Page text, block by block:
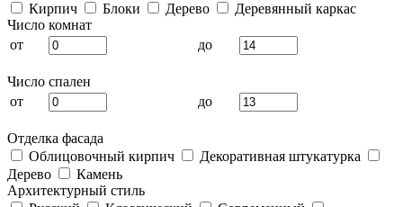
Кирпич
Блоки Дерево
Деревянный каркас
Число комнат
от
до
Число спален
от
до
Отделка фасада
Облицовочный кирпич
Декоративная штукатурка
Дерево
Камень
Архитектурный стиль